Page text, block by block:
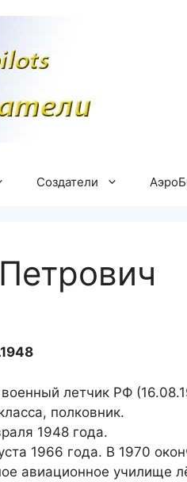
Создатели
летчик РФ
полковник.
1948 года.
1966 года. В 1970
авиационное училище